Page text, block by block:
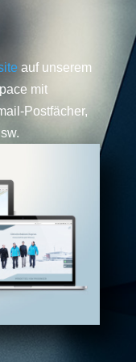
auf unserem
mit
Postfächer,